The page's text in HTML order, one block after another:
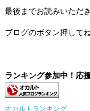
最後までお読みいただ
ブログのボタン押してね
ランキング参加中！応
オカルトランキング